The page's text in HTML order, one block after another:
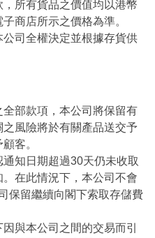
所有貨品之價值均以港幣
商店所示之價格為準。
司全權決定並根據存貨供
部款項，本公司將保留有
風險將於有關產品送交予
客。
知日期超過30天仍未收取
在此情況下，本公司不會
保留繼續向閣下索取存儲費
與本公司之間的交易而引